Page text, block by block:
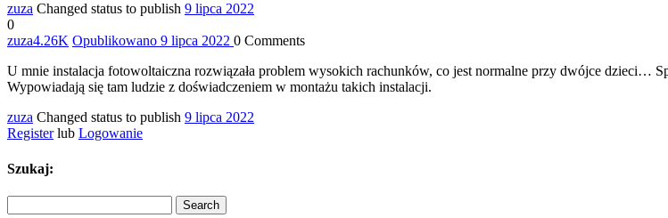
zuza Changed status to publish 9 lipca 2022
0
zuza4.26K Opublikowano 9 lipca 2022 0 Comments
U mnie instalacja fotowoltaiczna rozwiązała problem wysokich rachunków, co jest normalne przy dwójce dzieci…
Wypowiadają się tam ludzie z doświadczeniem w montażu takich instalacji.
zuza Changed status to publish 9 lipca 2022
Register lub Logowanie
Szukaj: